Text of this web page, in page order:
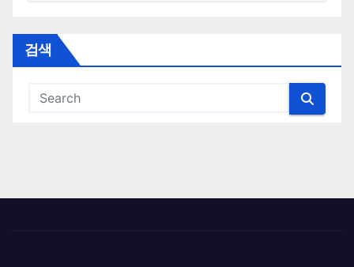
검색